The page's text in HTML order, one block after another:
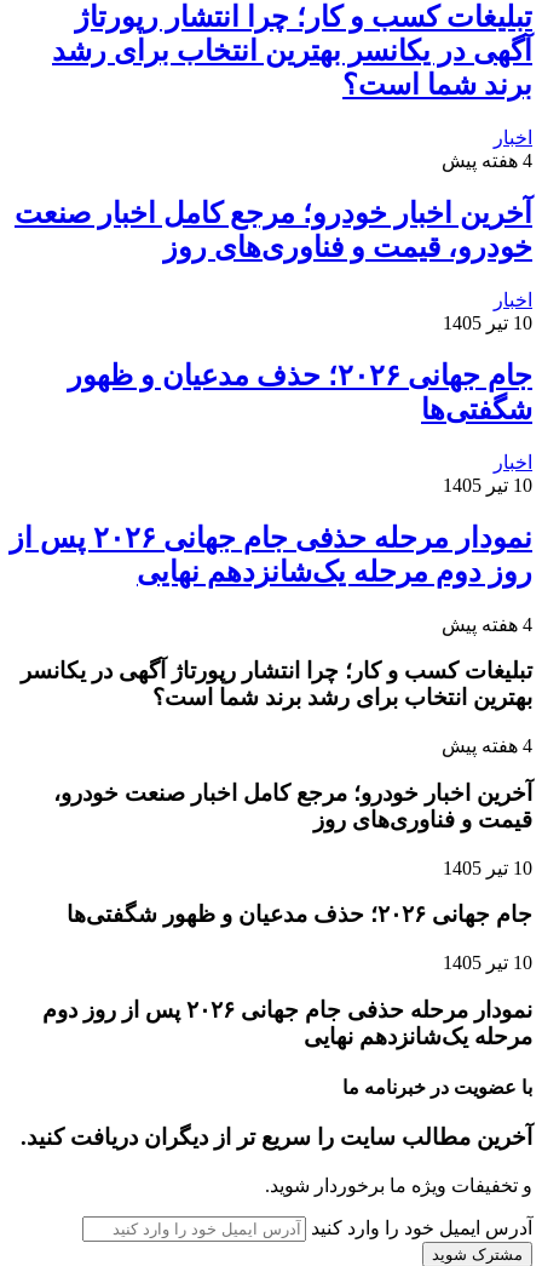
تبلیغات کسب و کار؛ چرا انتشار رپورتاژ
آگهی در یکانسر بهترین انتخاب برای رشد
برند شما است؟
اخبار
4 هفته پیش
آخرین اخبار خودرو؛ مرجع کامل اخبار صنعت
خودرو، قیمت و فناوری‌های روز
اخبار
10 تیر 1405
جام جهانی ۲۰۲۶؛ حذف مدعیان و ظهور
شگفتی‌ها
اخبار
10 تیر 1405
نمودار مرحله حذفی جام جهانی ۲۰۲۶ پس از
روز دوم مرحله یک‌شانزدهم نهایی
4 هفته پیش
تبلیغات کسب و کار؛ چرا انتشار رپورتاژ آگهی در یکانسر
بهترین انتخاب برای رشد برند شما است؟
4 هفته پیش
آخرین اخبار خودرو؛ مرجع کامل اخبار صنعت خودرو،
قیمت و فناوری‌های روز
10 تیر 1405
جام جهانی ۲۰۲۶؛ حذف مدعیان و ظهور شگفتی‌ها
10 تیر 1405
نمودار مرحله حذفی جام جهانی ۲۰۲۶ پس از روز دوم
مرحله یک‌شانزدهم نهایی
با عضویت در خبرنامه ما
آخرین مطالب سایت را سریع تر از دیگران دریافت کنید.
و تخفیفات ویژه ما برخوردار شوید.
آدرس ایمیل خود را وارد کنید